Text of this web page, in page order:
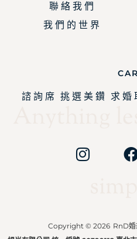
聯 絡 我 們
我 們 的 世 界
諮 詢 席 挑 選 美 鑽 求 婚
Copyright © 2026 RnD婚